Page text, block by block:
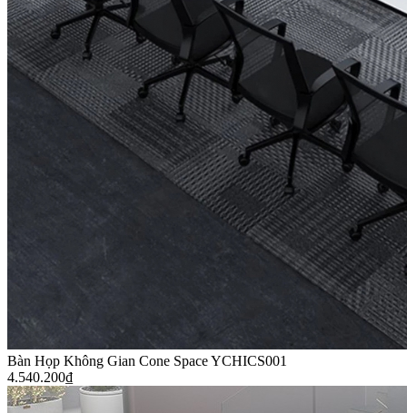
Bàn Họp Không Gian Cone Space YCHICS001
4.540.200₫